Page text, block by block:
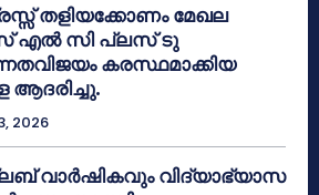
തളിയക്കോണം മേഖല
എൽ സി പ്ലസ് ടു
കരസ്ഥമാക്കിയ
ആദരിച്ചു.
2026
വാർഷികവും വിദ്യാഭ്യാസ